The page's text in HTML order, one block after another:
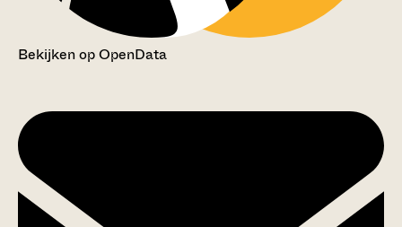
Bekijken op OpenData